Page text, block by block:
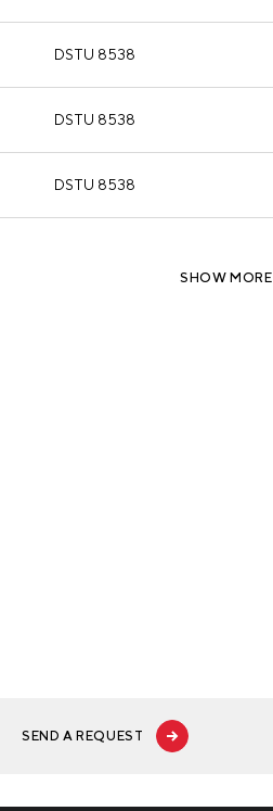
DSTU 8538
DSTU 8538
DSTU 8538
SHOW MORE
SEND A REQUEST